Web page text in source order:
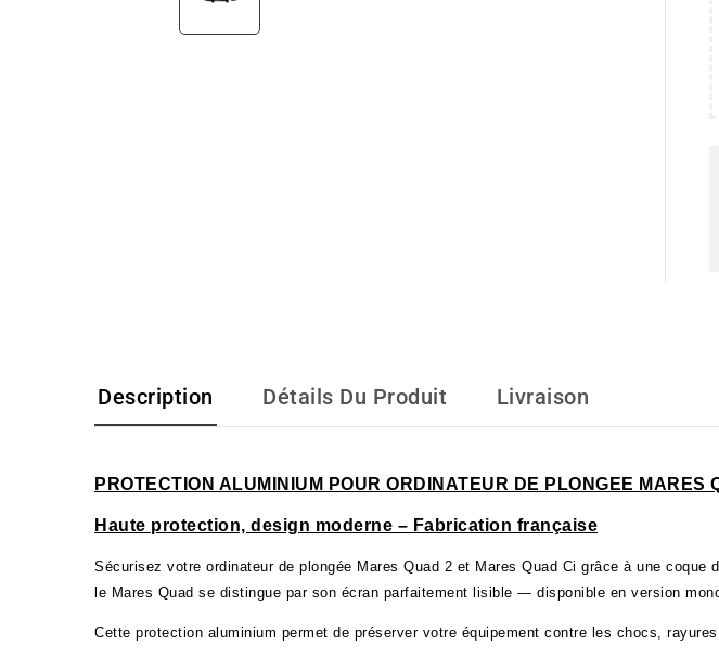
Description Détails Du Produit Livraison
PROTECTION ALUMINIUM POUR ORDINATEUR DE PLONGEE MARES
Haute protection, design moderne – Fabrication française
Sécurisez votre ordinateur de plongée Mares Quad 2 et Mares Quad Ci grâce à une
le Mares Quad se distingue par son écran parfaitement lisible — disponible en version
Cette protection aluminium permet de préserver votre équipement contre les chocs,